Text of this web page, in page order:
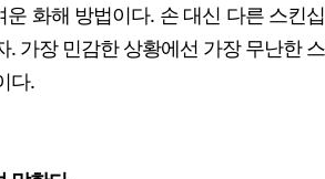
화해 방법이다. 손 대신 다른 스킨십
. 가장 민감한 상황에선 가장 무난한 스
다.